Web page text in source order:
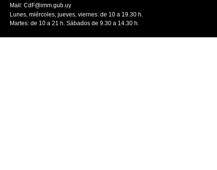
Mail: CdF@imm.gub.uy
Lunes, miércoles, jueves, viernes: de 10 a 19.30 h.
Martes: de 10 a 21 h. Sábados de 9.30 a 14.30 h.